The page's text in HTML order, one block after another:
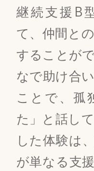
継続支援B
て、仲間と
することが
なで助け合
ことで、孤
た」と話し
した体験は
が単なる支